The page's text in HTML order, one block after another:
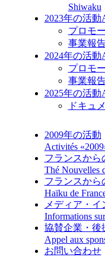
Shiwaku
2023年の活動
プロモ
事業報
2024年の活動
プロモ
事業報
2025年の活動
ドキュ
2009年の活動
Activités
フランスから
Thé Nouvelles
フランスから
Haïku de
メディア・イ
Informations
協賛企業・後
Appel aux
お問い合わせ